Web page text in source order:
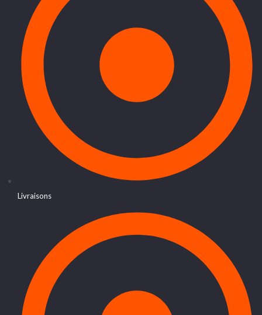
Livraisons